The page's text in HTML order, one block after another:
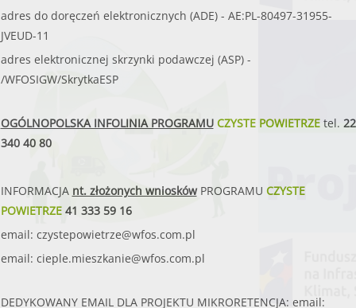
adres do doręczeń elektronicznych (ADE) - AE:PL-80497-31955-
JVEUD-11
adres elektronicznej skrzynki podawczej (ASP) -
/WFOSIGW/SkrytkaESP
OGÓLNOPOLSKA INFOLINIA PROGRAMUCZYSTE POWIETRZEtel. 22
340 40 80
INFORMACJA nt. złożonych wnioskówPROGRAMU CZYSTE
POWIETRZE41 333 59 16
email: czystepowietrze@wfos.com.pl
email: cieple.mieszkanie@wfos.com.pl
DEDYKOWANY EMAIL DLA PROJEKTU MIKRORETENCJA: email: